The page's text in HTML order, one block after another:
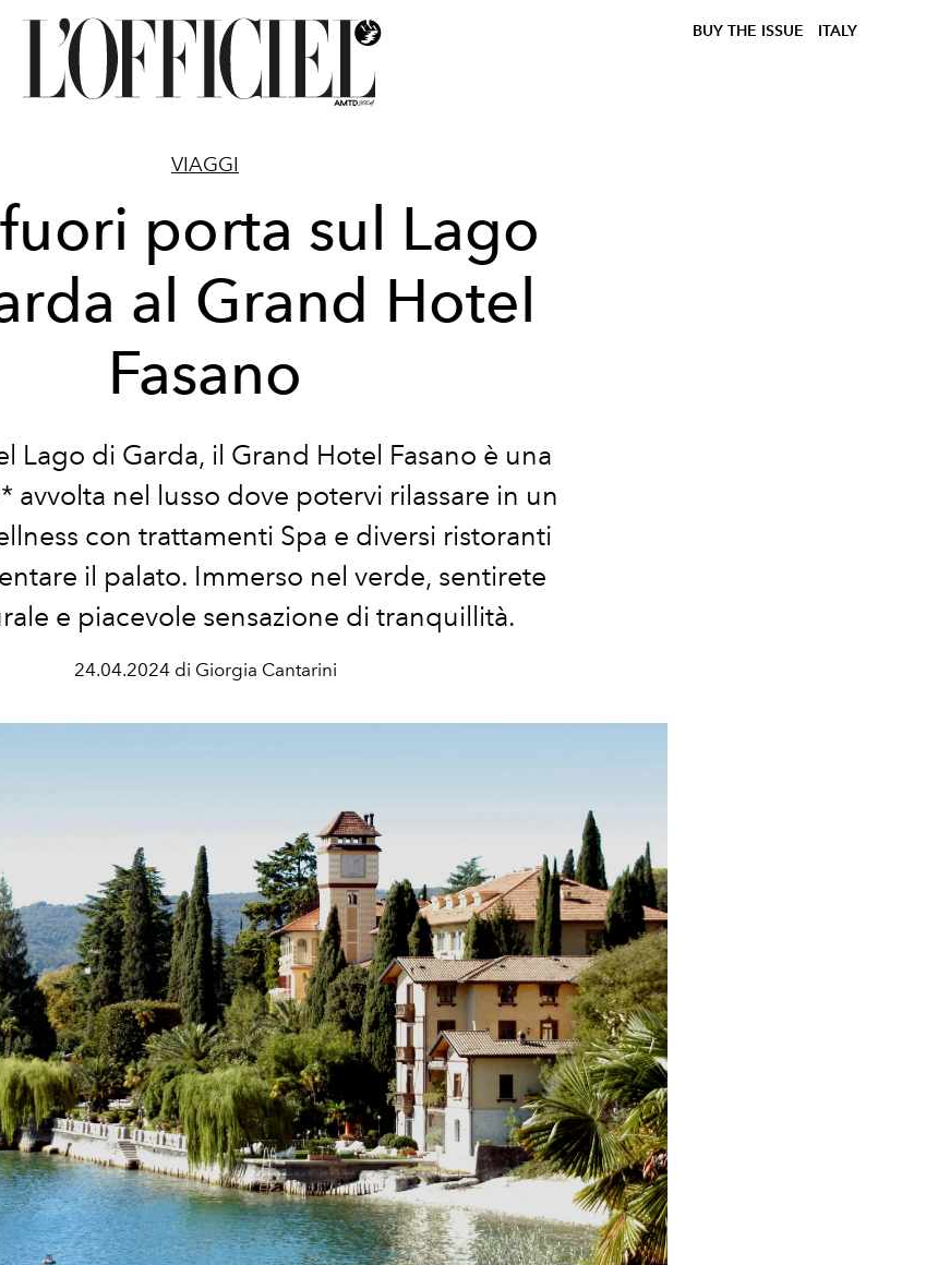
BUY THE ISSUE ITALY
VIAGGI
porta sul Lago
al Grand Hotel
Fasano
Lago di Garda, il Grand Hotel Fasano è una
avvolta nel lusso dove potervi rilassare in un
con trattamenti Spa e diversi ristoranti
il palato. Immerso nel verde, sentirete
e piacevole sensazione di tranquillità.
24.04.2024 di Giorgia Cantarini